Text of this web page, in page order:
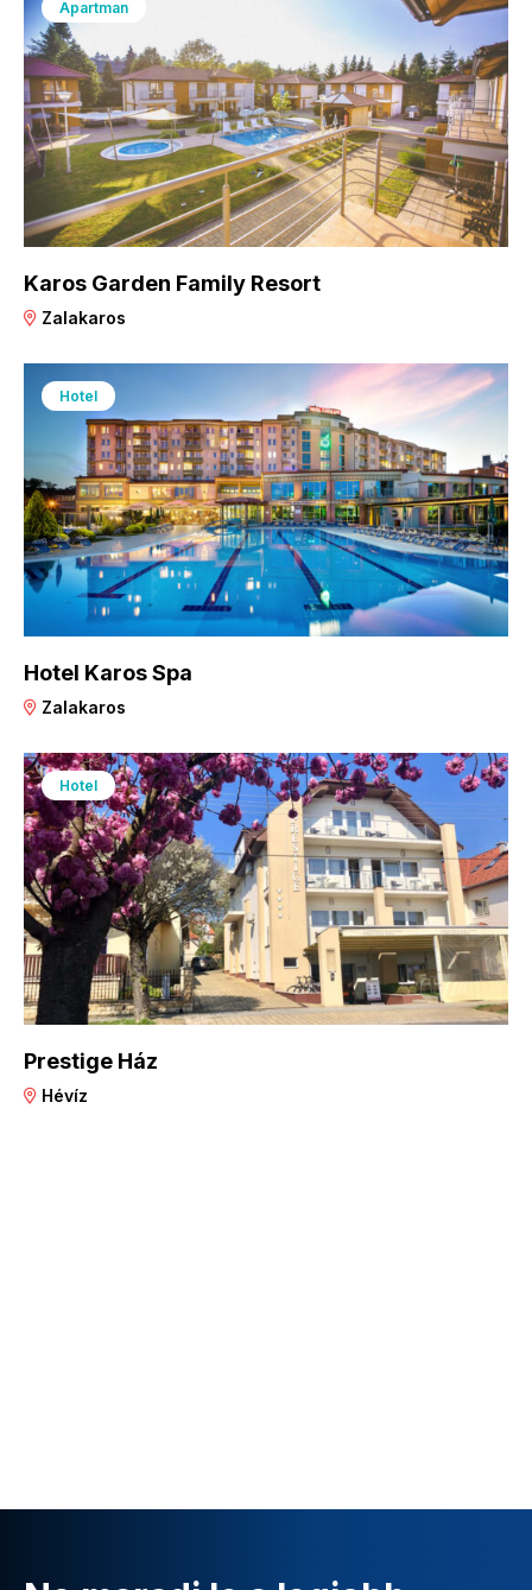
Apartman
Karos Garden Family Resort
Zalakaros
Hotel
Hotel Karos Spa
Zalakaros
Hotel
Prestige Ház
Hévíz